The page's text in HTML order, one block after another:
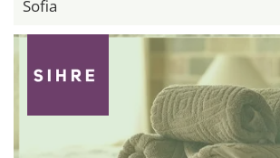
Sofia